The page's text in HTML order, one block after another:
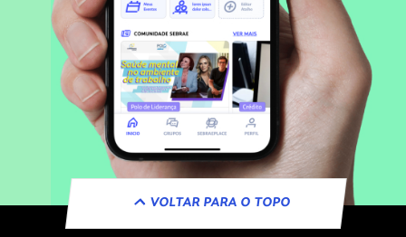
VOLTAR PARA O TOPO